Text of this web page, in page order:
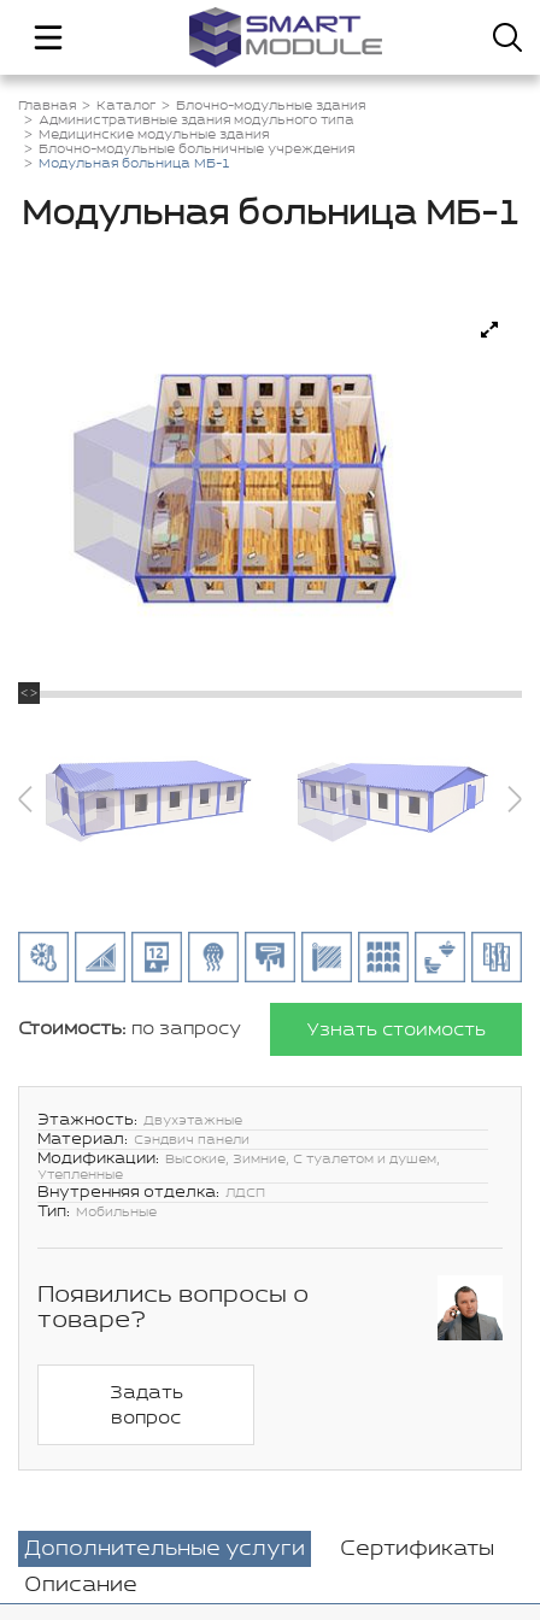
Главная Каталог
Блочно-модульные здания
Административные здания модульного типа
Медицинские модульные здания
Блочно-модульные больничные учреждения
Модульная больница МБ-1
Модульная больница МБ-1
Стоимость: по запросу Узнать стоимость
Этажность: Двухэтажные
Материал: Сэндвич панели
Модификации: Высокие, Зимние, С туалетом и душем,
Утепленные
Внутренняя отделка: ЛДСП
Тип: Мобильные
Появились вопросы о
товаре?
Задать
вопрос
Дополнительные услуги
Сертификаты
Описание